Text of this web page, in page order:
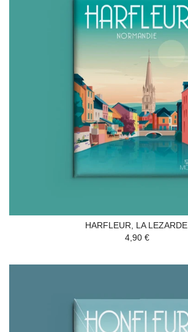
HARFLEUR, LA LEZARDE.
4,90 €